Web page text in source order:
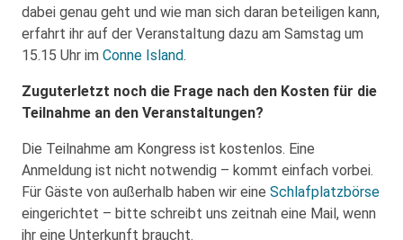
dabei genau geht und wie man sich daran beteiligen kann,
erfahrt ihr auf der Veranstaltung dazu am Samstag um
15.15 Uhr im Conne Island.
Zuguterletzt noch die Frage nach den Kosten für die
Teilnahme an den Veranstaltungen?
Die Teilnahme am Kongress ist kostenlos. Eine
Anmeldung ist nicht notwendig – kommt einfach vorbei.
Für Gäste von außerhalb haben wir eine Schlafplatzbörse
eingerichtet – bitte schreibt uns zeitnah eine Mail, wenn
ihr eine Unterkunft braucht.